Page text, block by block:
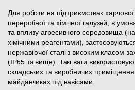
Для роботи на підприємствах
переробної та хімічної галузей, в
та впливу агресивного середовища
хімічними реагентами),
нержавіючої сталі з високим класом
(IP65 та вище). Такі ваги
складських та виробничих
майданчиках під навісами.